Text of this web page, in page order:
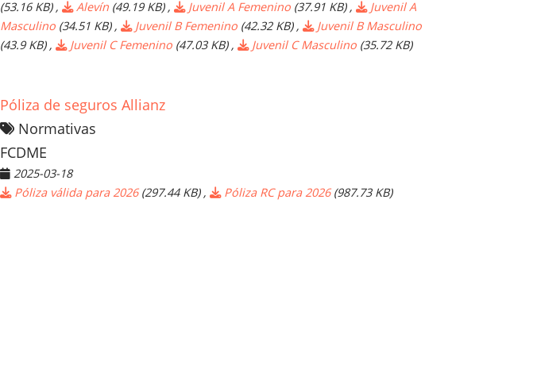
(53.16 KB), Alevín (49.19 KB), Juvenil A Femenino (37.91 KB),
Juvenil A
Masculino (34.51 KB), Juvenil B Femenino (42.32 KB),
Juvenil B Masculino
(43.9 KB), Juvenil C Femenino (47.03 KB), Juvenil C Masculino (35.72 KB)
Póliza de seguros Allianz
Normativas
FCDME
2025-03-18
Póliza válida para 2026 (297.44 KB), Póliza RC para 2026 (987.73 KB)